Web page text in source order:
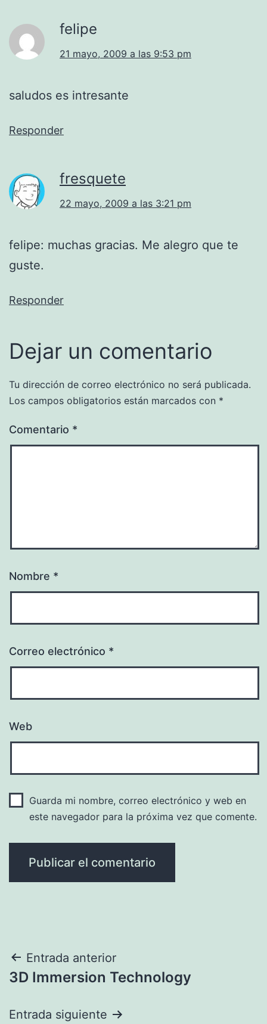
felipe
21 mayo, 2009 a las 9:53 pm
saludos es intresante
Responder
fresquete
22 mayo, 2009 a las 3:21 pm
felipe: muchas gracias. Me alegro que te
guste.
Responder
Dejar un comentario
Tu dirección de correo electrónico no será publicada.
Los campos obligatorios están marcados con *
Comentario *
Nombre *
Correo electrónico *
Web
Guarda mi nombre, correo electrónico y web en
este navegador para la próxima vez que comente.
Navegación
de
entradas
Entrada anterior
3D Immersion Technology
Entrada siguiente